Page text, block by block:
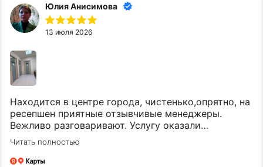
Юлия Анисимова
13 июля 2026
Находится в центре города, чистенько,опрятно, на
ресепшен приятные отзывчивые менеджеры.
Вежливо разговаривают. Услугу оказали
качественно и вовремя. Однозначно придем еще.
Читать полностью